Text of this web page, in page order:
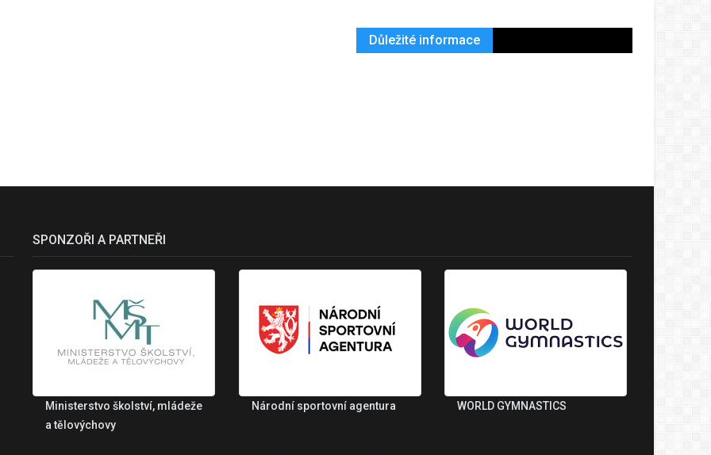
Důležité informace
SPONZOŘI A PARTNEŘI
Ministerstvo školství, mládeže
a tělovýchovy
Národní sportovní agentura WORLD GYMNASTICS